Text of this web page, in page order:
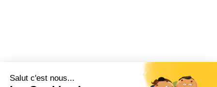
Salut c'est nous...